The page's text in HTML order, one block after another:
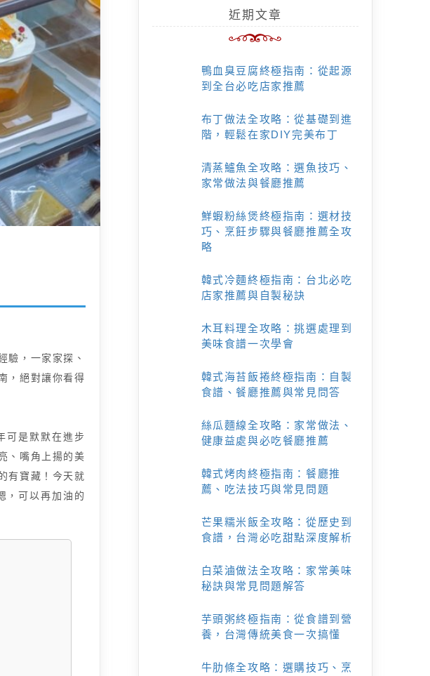
驗，一家家探、
，絕對讓你看得
可是默默在進步
、嘴角上揚的美
有寶藏！今天就
，可以再加油的
近期文章
鴨血臭豆腐終極指南：從起源
到全台必吃店家推薦
布丁做法全攻略：從基礎到進
階，輕鬆在家DIY完美布丁
清蒸鱸魚全攻略：選魚技巧、
家常做法與餐廳推薦
鮮蝦粉絲煲終極指南：選材技
巧、烹飪步驟與餐廳推薦全攻
略
韓式冷麵終極指南：台北必吃
店家推薦與自製秘訣
木耳料理全攻略：挑選處理到
美味食譜一次學會
韓式海苔飯捲終極指南：自製
食譜、餐廳推薦與常見問答
絲瓜麵線全攻略：家常做法、
健康益處與必吃餐廳推薦
韓式烤肉終極指南：餐廳推
薦、吃法技巧與常見問題
芒果糯米飯全攻略：從歷史到
食譜，台灣必吃甜點深度解析
白菜滷做法全攻略：家常美味
秘訣與常見問題解答
芋頭粥終極指南：從食譜到營
養，台灣傳統美食一次搞懂
牛肋條全攻略：選購技巧、烹